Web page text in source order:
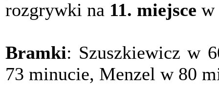
rozgrywki na 11. miejsce w
Bramki: Szuszkiewicz w
73 minucie, Menzel w 80